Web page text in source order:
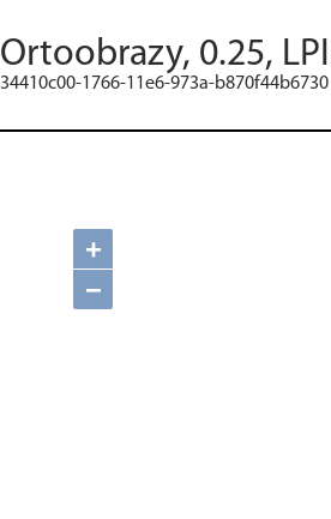
Ortoobrazy, 0.25,
34410c00-1766-11e6-973a-b870f44b6730
+
−